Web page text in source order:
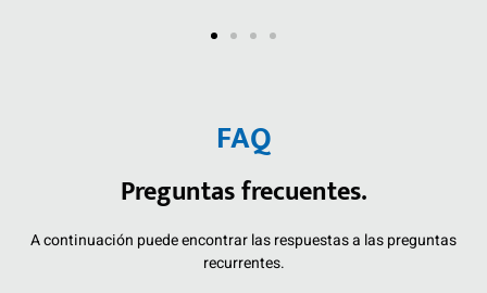
FAQ
Preguntas frecuentes.
A continuación puede encontrar las respuestas a las preguntas
recurrentes.